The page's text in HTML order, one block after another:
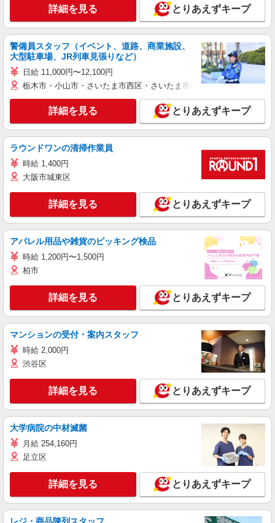
詳細を見る とりあえずキープ
警備員スタッフ（イベント、道路、商業施設、
大型駐車場、JR列車見張りなど）
日給 11,000円〜12,100円
栃木市・小山市・さいたま市西区・さいたま市岩槻区・久喜市・蓮田
詳細を見る とりあえずキープ
ラウンドワンの清掃作業員
時給 1,400円
大阪市城東区
詳細を見る とりあえずキープ
アパレル用品や雑貨のピッキング検品
時給 1,200円〜1,500円
柏市
詳細を見る とりあえずキープ
マンションの受付・案内スタッフ
時給 2,000円
渋谷区
詳細を見る とりあえずキープ
大学病院の中材滅菌
月給 254,160円
足立区
詳細を見る とりあえずキープ